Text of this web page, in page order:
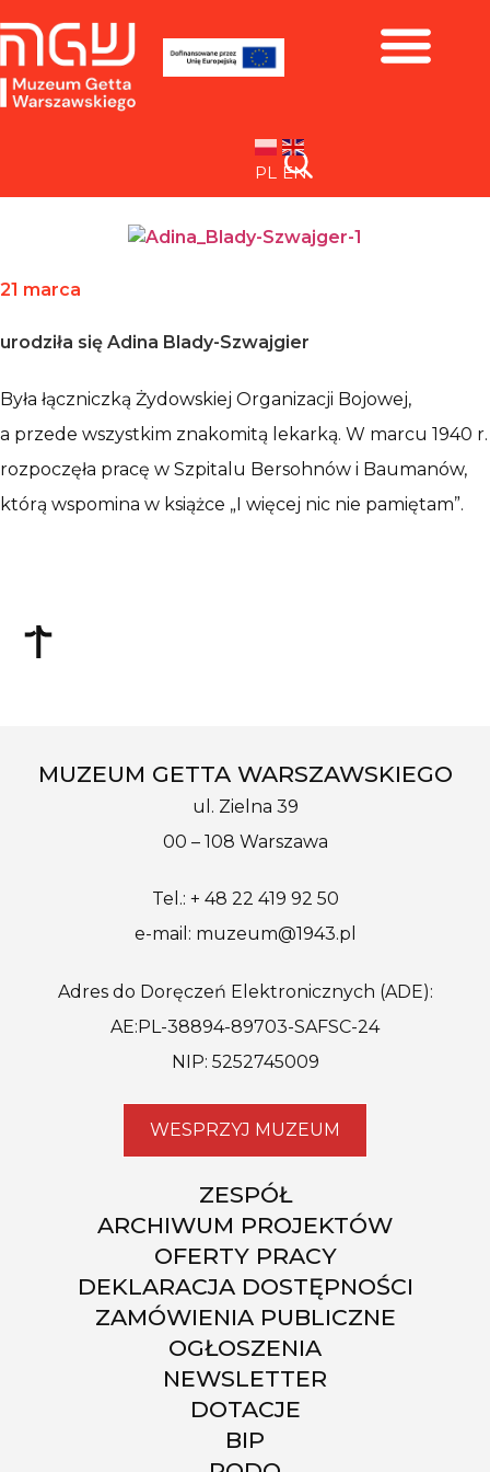
PL EN
21 marca
urodziła się Adina Blady-Szwajgier
Była łączniczką Żydowskiej Organizacji Bojowej,
a przede wszystkim znakomitą lekarką. W marcu 1940 r.
rozpoczęła pracę w Szpitalu Bersohnów i Baumanów,
którą wspomina w książce „I więcej nic nie pamiętam”.
MUZEUM GETTA WARSZAWSKIEGO
ul. Zielna 39
00 – 108 Warszawa
Tel.: + 48 22 419 92 50
e-mail: muzeum@1943.pl
Adres do Doręczeń Elektronicznych (ADE):
AE:PL-38894-89703-SAFSC-24
NIP: 5252745009
WESPRZYJ MUZEUM
ZESPÓŁ
ARCHIWUM PROJEKTÓW
OFERTY PRACY
DEKLARACJA DOSTĘPNOŚCI
ZAMÓWIENIA PUBLICZNE
OGŁOSZENIA
NEWSLETTER
DOTACJE
BIP